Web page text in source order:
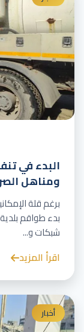
البدء في
ومناهل
برغم قلة
بدء طواقم
شبكات و...
اقرأ المزيد
أخبار